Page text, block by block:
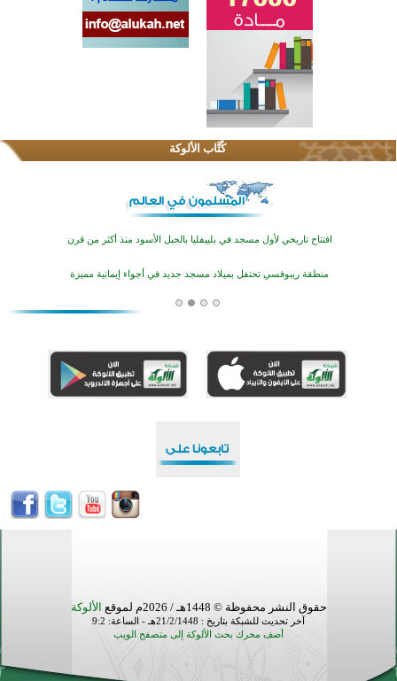
كُتَّاب الألوكة
اختتام الدورة التاسعة لمسابقة حفظ وتلاوة القرآن الكريم في أزناكاييف
تيسليتش تختتم برنامجا تعليميا لتعزيز القيم وبناء الشخصية للشباب المسلمين
اختتام منافسات قرآنية متميزة في بنغلاديش بمشاركة 3000 متسابق
افتتاح تاريخي لأول مسجد في بلييفليا بالجبل الأسود منذ أكثر من قرن
منطقة ريبوفسي تحتفل بميلاد مسجد جديد في أجواء إيمانية مميزة
أكبر مشروع إسلامي في ريف أستراليا يفتتح أبوابه بعد سنوات من العمل والعطاء
اختتام الدورة التاسعة لمسابقة حفظ وتلاوة القرآن الكريم في أزناكاييف
حقوق النشر محفوظة © 1448هـ / 2026م لموقع الألوكة
آخر تحديث للشبكة بتاريخ : 21/2/1448هـ - الساعة: 9:2
أضف محرك بحث الألوكة إلى متصفح الويب